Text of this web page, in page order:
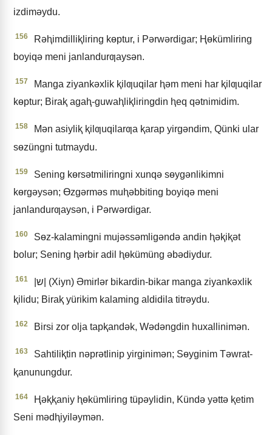
izdimǝydu.
156
Rǝⱨimdilliⱪliring kɵptur, i Pǝrwǝrdigar; Ⱨɵkümliring
boyiqǝ meni janlandurƣaysǝn.
157
Manga ziyankǝxlik ⱪilƣuqilar ⱨǝm meni har ⱪilƣuqilar
kɵptur; Biraⱪ agaⱨ-guwaⱨliⱪliringdin ⱨeq qǝtnimidim.
158
Mǝn asiyliⱪ ⱪilƣuqilarƣa ⱪarap yirgǝndim, Qünki ular
sɵzüngni tutmaydu.
159
Sening kɵrsǝtmiliringni xunqǝ sɵygǝnlikimni
kɵrgǝysǝn; Ɵzgǝrmǝs muⱨǝbbiting boyiqǝ meni
janlandurƣaysǝn, i Pǝrwǝrdigar.
160
Sɵz-kalamingni mujǝssǝmligǝndǝ andin ⱨǝⱪiⱪǝt
bolur; Sening ⱨǝrbir adil ⱨɵkümüng ǝbǝdiydur.
161
ⱪilidu; Biraⱪ yürikim kalaming aldidila titrǝydu.
162 Birsi zor olja tapⱪandǝk, Wǝdǝngdin huxallinimǝn.
163
Sahtiliⱪtin nǝprǝtlinip yirginimǝn; Sɵyginim Tǝwrat-
ⱪanunungdur.
164
Ⱨǝⱪⱪaniy ⱨɵkümliring tüpǝylidin, Kündǝ yǝttǝ ⱪetim
Seni mǝdⱨiyilǝymǝn.